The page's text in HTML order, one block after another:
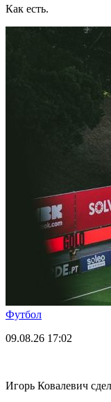
Как есть.
Футбол
09.08.26 17:02
Игорь Ковалевич